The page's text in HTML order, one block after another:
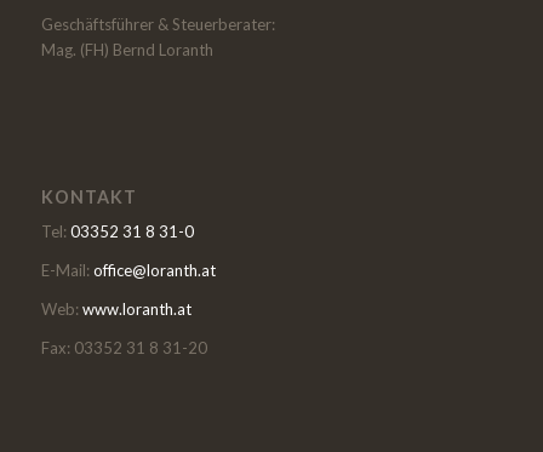
Geschäftsführer & Steuerberater:
Mag. (FH) Bernd Loranth
KONTAKT
Tel: 03352 31 8 31-0
E-Mail: office@loranth.at
Web: www.loranth.at
Fax: 03352 31 8 31-20